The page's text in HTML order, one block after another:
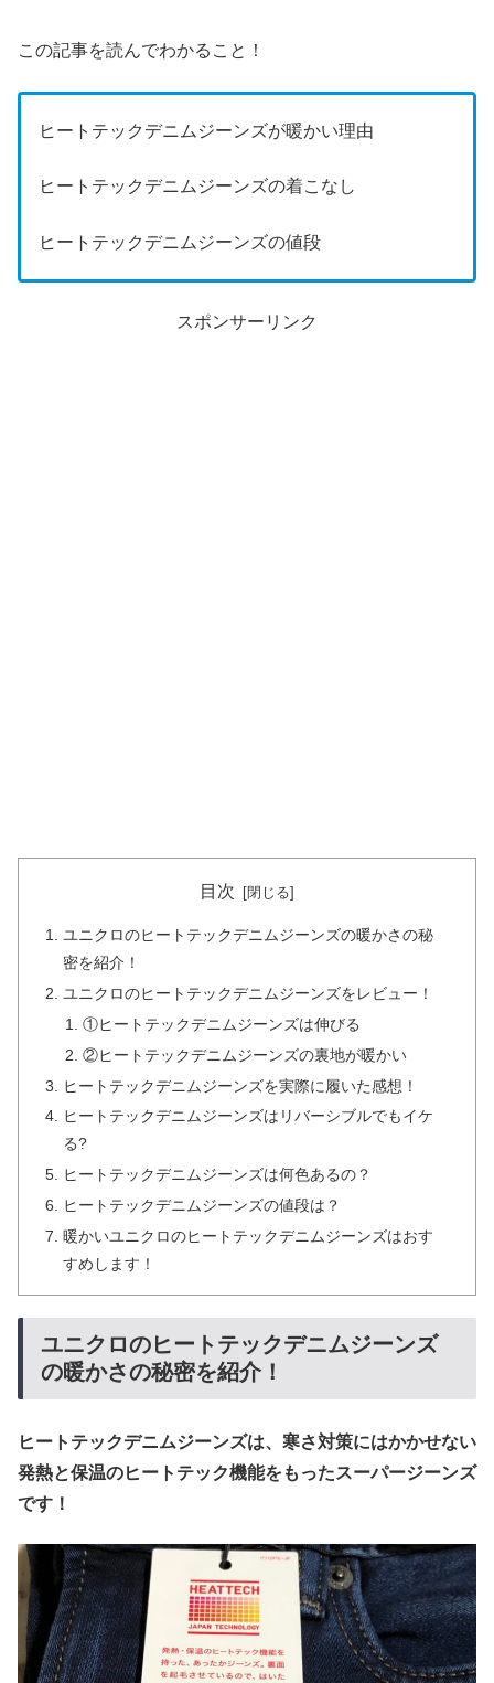
この記事を読んでわかること！
ヒートテックデニムジーンズが暖かい理由
ヒートテックデニムジーンズの着こなし
ヒートテックデニムジーンズの値段
スポンサーリンク
目次
ユニクロのヒートテックデニムジーンズの暖かさの秘
密を紹介！
ユニクロのヒートテックデニムジーンズをレビュー！
①ヒートテックデニムジーンズは伸びる
②ヒートテックデニムジーンズの裏地が暖かい
ヒートテックデニムジーンズを実際に履いた感想！
ヒートテックデニムジーンズはリバーシブルでもイケ
る?
ヒートテックデニムジーンズは何色あるの？
ヒートテックデニムジーンズの値段は？
暖かいユニクロのヒートテックデニムジーンズはおす
すめします！
ユニクロのヒートテックデニムジーンズ
の暖かさの秘密を紹介！
ヒートテックデニムジーンズは、寒さ対策にはかかせない
発熱と保温のヒートテック機能をもったスーパージーンズ
です！